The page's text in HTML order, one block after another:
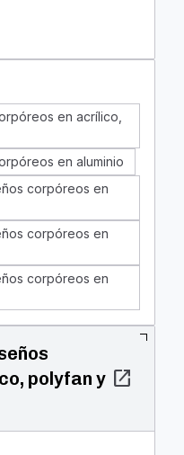
en acrílico,
en aluminio
corpóreos en
corpóreos en
corpóreos en
polyfan y open_in_new